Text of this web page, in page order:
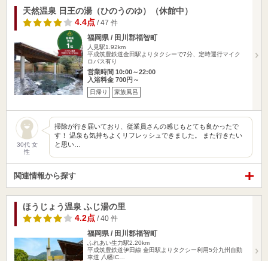
天然温泉 日王の湯（ひのうのゆ）（休館中）
4.4点 / 47 件
福岡県 / 田川郡福智町
人見駅1.92km
平成筑豊鉄道金田駅よりタクシーで7分、定時運行マイク
ロバス有り
営業時間 10:00～22:00
入浴料金 700円～
日帰り 家族風呂
30代 女
性
掃除が行き届いており、従業員さんの感じもとても良かったで
す！ 温泉も気持ちよくリフレッシュできました。 また行きたい
と思い…
関連情報から探す
ほうじょう温泉 ふじ湯の里
4.2点 / 40 件
福岡県 / 田川郡福智町
ふれあい生力駅2.20km
平成筑豊鉄道伊田線 金田駅よりタクシー利用5分九州自動
車道 八幡IC…